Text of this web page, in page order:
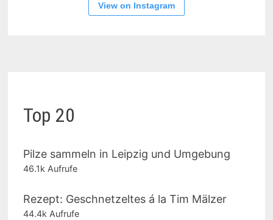
View on Instagram
Top 20
Pilze sammeln in Leipzig und Umgebung
46.1k Aufrufe
Rezept: Geschnetzeltes á la Tim Mälzer
44.4k Aufrufe